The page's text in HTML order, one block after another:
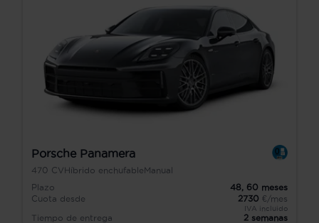
Porsche Panamera
470 CVHíbrido enchufableManual
Plazo
48, 60 meses
Cuota desde
2730 €/mes
IVA incluido
Tiempo de entrega 2 semanas